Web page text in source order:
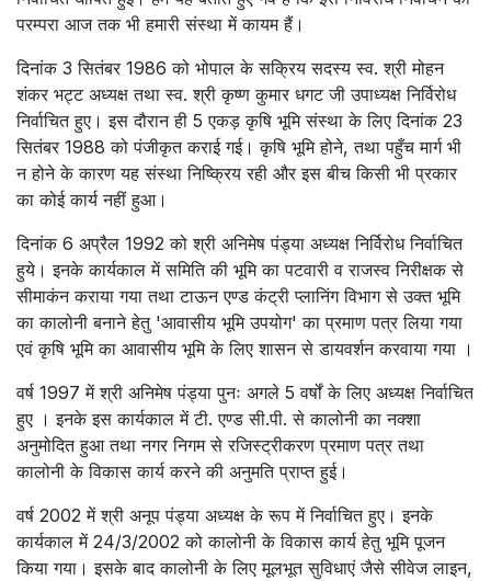
परम्परा आज तक भी हमारी संस्था में कायम हैं।
दिनांक 3 सितंबर 1986 को भोपाल के सक्रिय सदस्य स्व. श्री मोहन
शंकर भट्ट अध्यक्ष तथा स्व. श्री कृष्ण कुमार धगट जी उपाध्यक्ष निर्विरोध
निर्वाचित हुए। इस दौरान ही 5 एकड़ कृषि भूमि संस्था के लिए दिनांक 23
सितंबर 1988 को पंजीकृत कराई गई। कृषि भूमि होने, तथा पहुँच मार्ग भी
न होने के कारण यह संस्था निष्क्रिय रही और इस बीच किसी भी प्रकार
का कोई कार्य नहीं हुआ।
दिनांक 6 अप्रैल 1992 को श्री अनिमेष पंड्या अध्यक्ष निर्विरोध निर्वाचित
हुये। इनके कार्यकाल में समिति की भूमि का पटवारी व राजस्व निरीक्षक से
सीमाकंन कराया गया तथा टाऊन एण्ड कंट्री प्लानिंग विभाग से उक्त भूमि
का कालोनी बनाने हेतु 'आवासीय भूमि उपयोग' का प्रमाण पत्र लिया गया
एवं कृषि भूमि का आवासीय भूमि के लिए शासन से डायवर्शन करवाया गया ।
वर्ष 1997 में श्री अनिमेष पंड्या पुनः अगले 5 वर्षों के लिए अध्यक्ष निर्वाचित
हुए । इनके इस कार्यकाल में टी. एण्ड सी.पी. से कालोनी का नक्शा
अनुमोदित हुआ तथा नगर निगम से रजिस्ट्रीकरण प्रमाण पत्र तथा
कालोनी के विकास कार्य करने की अनुमति प्राप्त हुई।
वर्ष 2002 में श्री अनूप पंड्या अध्यक्ष के रूप में निर्वाचित हुए। इनके
कार्यकाल में 24/3/2002 को कालोनी के विकास कार्य हेतु भूमि पूजन
किया गया। इसके बाद कालोनी के लिए मूलभूत सुविधाएं जैसे सीवेज लाइन,